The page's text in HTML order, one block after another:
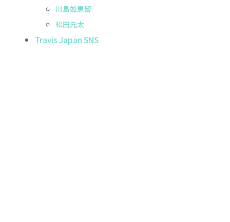
川島如恵留
松田元太
Travis Japan SNS